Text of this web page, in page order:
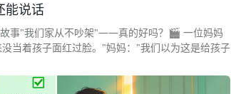
是不吵架 是吵完还能说话
事"我们家从不吵架"——真的好吗？🎬 一位妈妈
当着孩子面红过脸。"妈妈："我们以为这是给孩子